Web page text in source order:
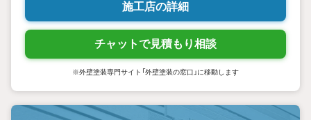
施工店の詳細
チャットで見積もり相談
※外壁塗装専門サイト「外壁塗装の窓口」に移動します